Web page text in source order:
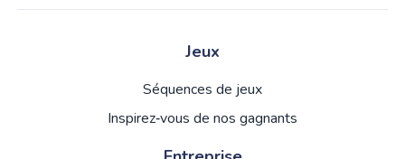
Jeux
Séquences de jeux
Inspirez‑vous de nos gagnants